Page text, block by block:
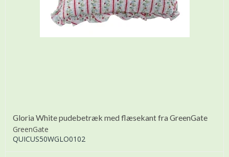
Gloria White pudebetræk med flæsekant fra GreenGate
GreenGate
QUICUS50WGLO0102